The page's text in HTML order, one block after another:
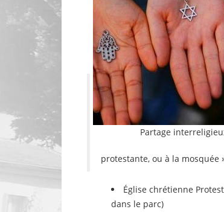
Partage
protestante, ou à la mosquée
Église chrétienne
dans le parc)